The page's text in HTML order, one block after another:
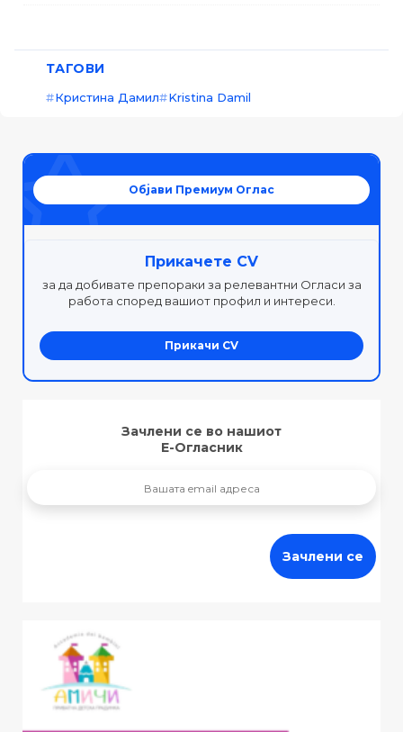
ТАГОВИ
Кристина Дамил Kristina Damil
Објави Премиум Оглас
Прикачете CV
за да добивате препораки за релевантни Огласи за
работа според вашиот профил и интереси.
Прикачи CV
Зачлени се во нашиот
Е-Огласник